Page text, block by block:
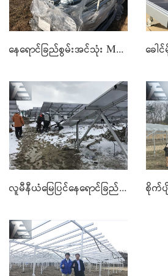
နေရောင်ခြည်စွမ်းအင်သုံး MOUNTING မြေပြင်ဝက်အူ
လူမီနီယံမြေပြင်နေရောင်ခြည်စွမ်းအင်သုံး MOUNTING